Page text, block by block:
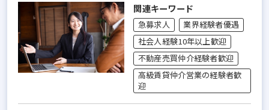
関連キーワード
急募求人
業界経験者優遇
社会人経験10年以上歓迎
不動産売買仲介経験者歓迎
高級賃貸仲介営業の経験者歓
迎